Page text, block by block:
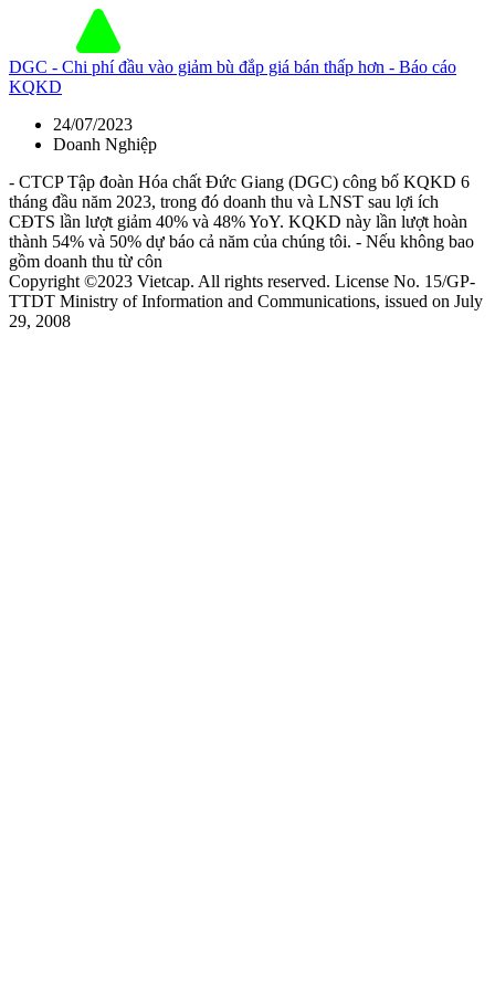
DGC - Chi phí đầu vào giảm bù đắp giá bán thấp hơn - Báo cáo
KQKD
24/07/2023
Doanh Nghiệp
- CTCP Tập đoàn Hóa chất Đức Giang (DGC) công bố KQKD 6
tháng đầu năm 2023, trong đó doanh thu và LNST sau lợi ích
CĐTS lần lượt giảm 40% và 48% YoY. KQKD này lần lượt hoàn
thành 54% và 50% dự báo cả năm của chúng tôi. - Nếu không bao
gồm doanh thu từ côn
Copyright ©2023 Vietcap. All rights reserved. License No. 15/GP-
TTDT Ministry of Information and Communications, issued on July
29, 2008